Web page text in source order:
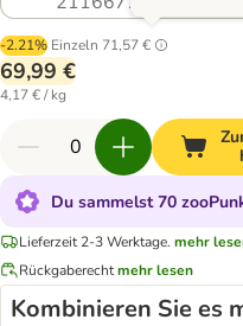
-2.21% Einzeln 71,57 €
69,99 €
4,17 € / kg
Du sammelst 70
Lieferzeit 2-3 Werktage. mehr
Rückgaberechtmehr lesen
Kombinieren Sie es